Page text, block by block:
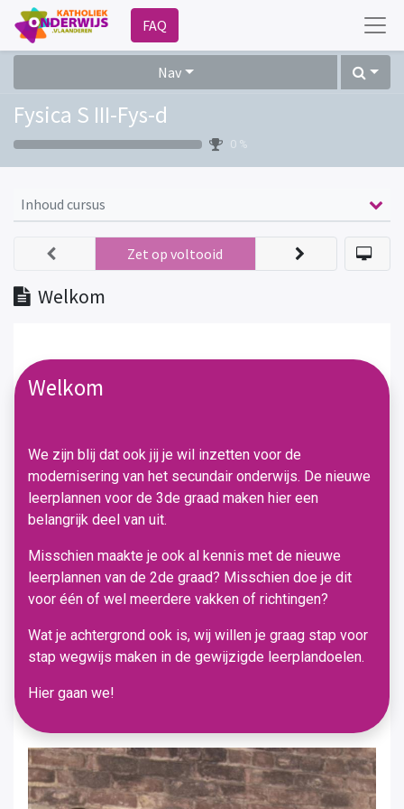
FAQ
Nav
Fysica S III-Fys-d
0 %
Inhoud cursus
Welkom
Zet op voltooid
Welkom
We zijn blij dat ook jij je wil inzetten voor de
modernisering van het secundair onderwijs. De nieuwe
leerplannen voor de 3de graad maken hier een
belangrijk deel van uit.
Misschien maakte je ook al kennis met de nieuwe
leerplannen van de 2de graad? Misschien doe je dit
voor één of wel meerdere vakken of richtingen?
Wat je achtergrond ook is, wij willen je graag stap voor
stap wegwijs maken in de gewijzigde leerplandoelen.
Hier gaan we!